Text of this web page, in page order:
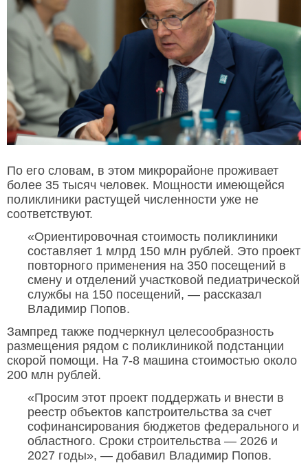
По его словам, в этом микрорайоне проживает
более 35 тысяч человек. Мощности имеющейся
поликлиники растущей численности уже не
соответствуют.
«Ориентировочная стоимость поликлиники
составляет 1 млрд 150 млн рублей. Это проект
повторного применения на 350 посещений в
смену и отделений участковой педиатрической
службы на 150 посещений, — рассказал
Владимир Попов.
Зампред также подчеркнул целесообразность
размещения рядом с поликлиникой подстанции
скорой помощи. На 7-8 машина стоимостью около
200 млн рублей.
«Просим этот проект поддержать и внести в
реестр объектов капстроительства за счет
софинансирования бюджетов федерального и
областного. Сроки строительства — 2026 и
2027 годы», — добавил Владимир Попов.